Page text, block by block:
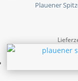
Plauener